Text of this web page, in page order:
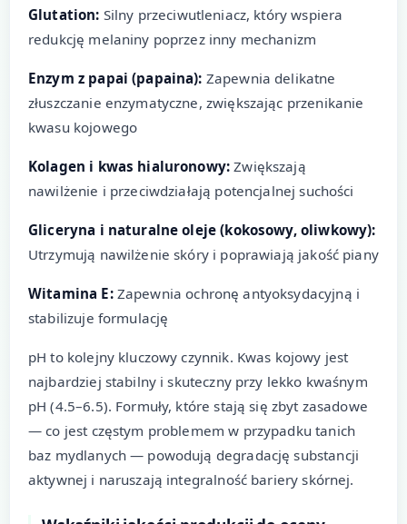
Glutation: Silny przeciwutleniacz, który wspiera
redukcję melaniny poprzez inny mechanizm
Enzym z papai (papaina): Zapewnia delikatne
złuszczanie enzymatyczne, zwiększając przenikanie
kwasu kojowego
Kolagen i kwas hialuronowy: Zwiększają
nawilżenie i przeciwdziałają potencjalnej suchości
Gliceryna i naturalne oleje (kokosowy, oliwkowy):
Utrzymują nawilżenie skóry i poprawiają jakość piany
Witamina E:Zapewnia ochronę antyoksydacyjną i
stabilizuje formulację
pH to kolejny kluczowy czynnik. Kwas kojowy jest
najbardziej stabilny i skuteczny przy lekko kwaśnym
pH (4.5–6.5). Formuły, które stają się zbyt zasadowe
— co jest częstym problemem w przypadku tanich
baz mydlanych — powodują degradację substancji
aktywnej i naruszają integralność bariery skórnej.